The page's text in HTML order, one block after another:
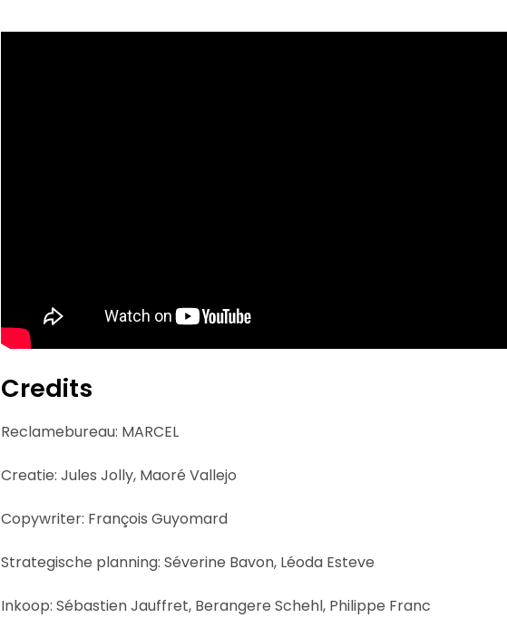
Credits
Reclamebureau: MARCEL
Creatie: Jules Jolly, Maoré Vallejo
Copywriter: François Guyomard
Strategische planning: Séverine Bavon, Léoda Esteve
Inkoop: Sébastien Jauffret, Berangere Schehl, Philippe Franc